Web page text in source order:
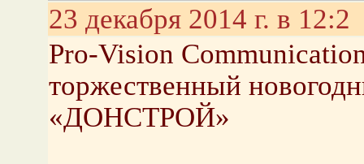
23 декабря 2014 г. в 12:2
Pro-Vision
торжественный
«ДОНСТРОЙ»